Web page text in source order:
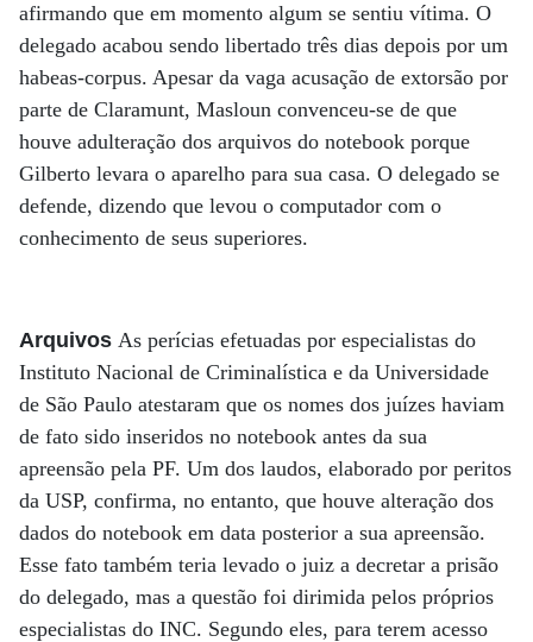
afirmando que em momento algum se sentiu vítima. O
delegado acabou sendo libertado três dias depois por um
habeas-corpus. Apesar da vaga acusação de extorsão por
parte de Claramunt, Masloun convenceu-se de que
houve adulteração dos arquivos do notebook porque
Gilberto levara o aparelho para sua casa. O delegado se
defende, dizendo que levou o computador com o
conhecimento de seus superiores.
Arquivos As perícias efetuadas por especialistas do
Instituto Nacional de Criminalística e da Universidade
de São Paulo atestaram que os nomes dos juízes haviam
de fato sido inseridos no notebook antes da sua
apreensão pela PF. Um dos laudos, elaborado por peritos
da USP, confirma, no entanto, que houve alteração dos
dados do notebook em data posterior a sua apreensão.
Esse fato também teria levado o juiz a decretar a prisão
do delegado, mas a questão foi dirimida pelos próprios
especialistas do INC. Segundo eles, para terem acesso